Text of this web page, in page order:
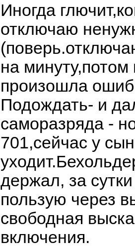
Иногда
отключаю
на
произошла
Подождать- и
саморазряда -
701,сейчас у
держал, за
пользую через
свободная
включения.